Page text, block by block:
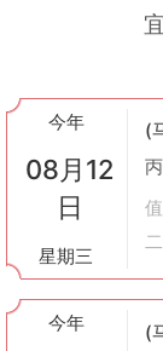
提前通知所有参
虽然黄历建议某
的个人时间和偏好
在活动中注意营
在中国文化里，“
的文化意义。古
增强家族凝聚力
助益。因此，在
活动。
现代应用
虽然现代社会节
今年
08月12
日
星期三
(
今年 (